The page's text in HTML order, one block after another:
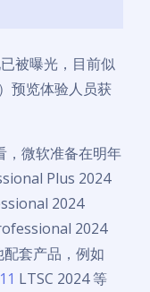
被曝光，目前似
预览体验人员获
，微软准备在明年
Plus 2024
2024
2024
套产品，例如
LTSC 2024 等